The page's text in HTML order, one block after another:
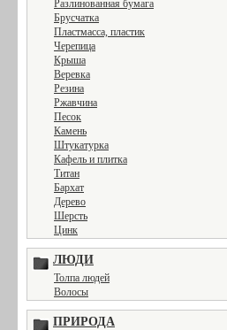
Разлинованная бумага
Брусчатка
Пластмасса, пластик
Черепица
Крыша
Веревка
Резина
Ржавчина
Песок
Камень
Штукатурка
Кафель и плитка
Титан
Бархат
Дерево
Шерсть
Цинк
ЛЮДИ
Толпа людей
Волосы
ПРИРОДА